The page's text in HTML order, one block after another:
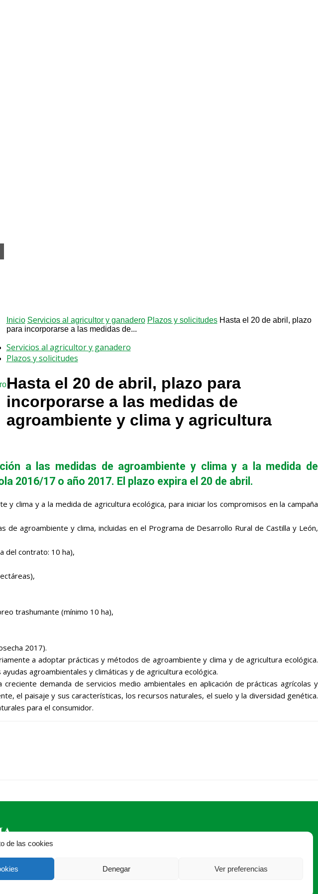
de las cookies
Denegar Ver preferencias
Inicio Servicios al agricultor y ganadero Plazos y solicitudes Hasta el 20 de abril, plazo
para incorporarse a las medidas de...
Servicios al agricultor y ganadero
Plazos y solicitudes
Hasta el 20 de abril, plazo para
incorporarse a las medidas de
agroambiente y clima y agricultura
a las medidas de agroambiente y clima y a la medida de
2016/17 o año 2017. El plazo expira el 20 de abril.
clima y a la medida de agricultura ecológica, para iniciar los compromisos en la campaña
agroambiente y clima, incluidas en el Programa de Desarrollo Rural de Castilla y León,
del contrato: 10 ha),
trashumante (mínimo 10 ha),
2017).
a adoptar prácticas y métodos de agroambiente y clima y de agricultura ecológica.
agroambientales y climáticas y de agricultura ecológica.
demanda de servicios medio ambientales en aplicación de prácticas agrícolas y
el paisaje y sus características, los recursos naturales, el suelo y la diversidad genética.
para el consumidor.
Agricultores
+34 920 100 857 ·